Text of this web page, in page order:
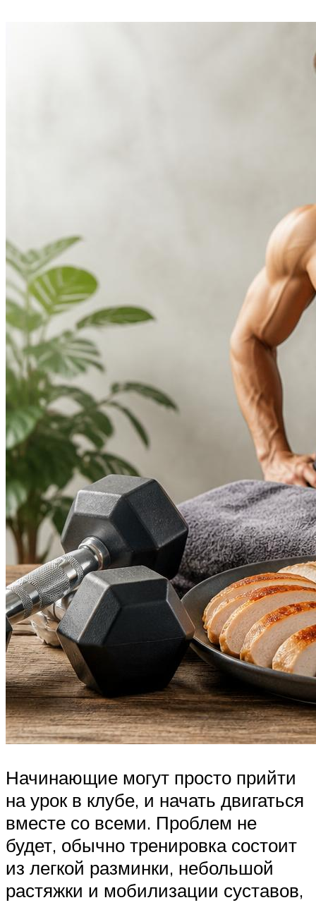
Начинающие могут просто прийти
на урок в клубе, и начать двигаться
вместе со всеми. Проблем не
будет, обычно тренировка состоит
из легкой разминки, небольшой
растяжки и мобилизации суставов,